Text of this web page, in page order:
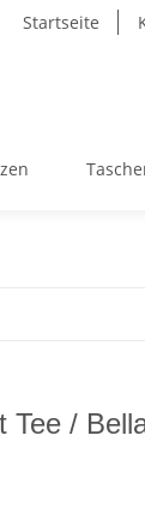
Startseite
Tee /